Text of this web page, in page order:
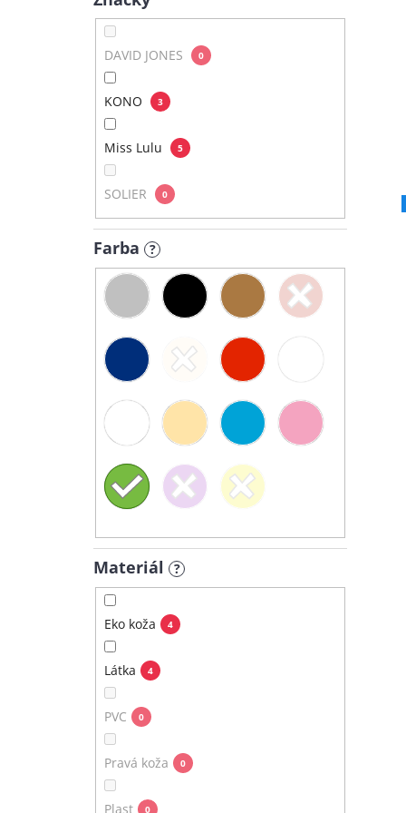
DAVID JONES 0
KONO 3
Miss Lulu 5
SOLIER 0
Farba ?
Materiál ?
Eko koža 4
Látka 4
PVC 0
Pravá koža 0
Plast 0